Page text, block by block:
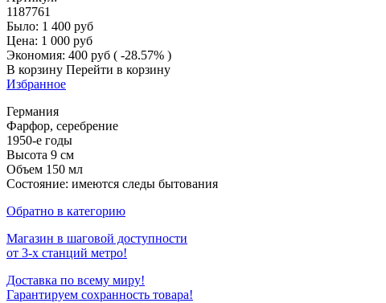
1187761
Было: 1 400 руб
Цена: 1 000 руб
Экономия: 400 руб ( -28.57% )
В корзину Перейти в корзину
Избранное
Германия
Фарфор, серебрение
1950-е годы
Высота 9 см
Объем 150 мл
Состояние: имеются следы бытования
Обратно в категорию
Магазин в шаговой доступности
от 3-х станций метро!
Доставка по всему миру!
Гарантируем сохранность товара!